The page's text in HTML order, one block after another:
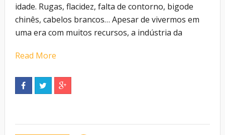
idade. Rugas, flacidez, falta de contorno, bigode
chinês, cabelos brancos… Apesar de vivermos em
uma era com muitos recursos, a indústria da
Read More